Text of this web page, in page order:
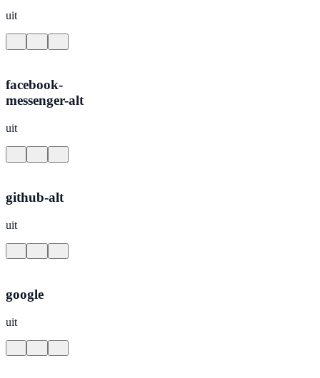
uit
facebook-
messenger-alt
uit
github-alt
uit
google
uit